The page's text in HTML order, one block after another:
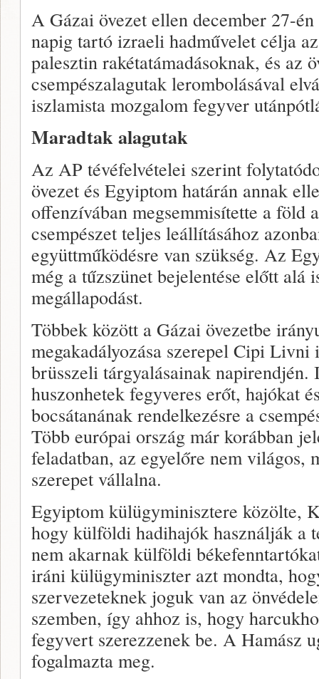
A Gázai övezet ellen december 27-
napig tartó izraeli hadművelet célja
palesztin rakétatámadásoknak, és az
csempészalagutak lerombolásával
iszlamista mozgalom fegyver
Maradtak alagutak
Az AP tévéfelvételei szerint
övezet és Egyiptom határán annak
offenzívában megsemmisítette a föld
csempészet teljes leállításához
együttműködésre van szükség. Az
még a tűzszünet bejelentése előtt
megállapodást.
Többek között a Gázai övezetbe
megakadályozása szerepel Cipi
brüsszeli tárgyalásainak napirendjén.
huszonhetek fegyveres erőt, hajókat
bocsátanának rendelkezésre a
Több európai ország már korábban
feladatban, az egyelőre nem világos,
szerepet vállalna.
Egyiptom külügyminisztere közölte,
hogy külföldi hadihajók használják a
nem akarnak külföldi
iráni külügyminiszter azt mondta,
szervezeteknek joguk van az
szemben, így ahhoz is, hogy
fegyvert szerezzenek be. A Hamász
fogalmazta meg.